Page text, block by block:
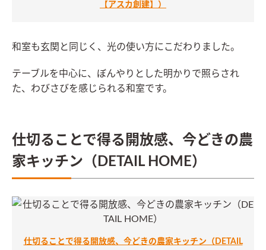
【アスカ創建】）
和室も玄関と同じく、光の使い方にこだわりました。
テーブルを中心に、ぼんやりとした明かりで照らされ
た、わびさびを感じられる和室です。
仕切ることで得る開放感、今どきの農
家キッチン（DETAIL HOME）
仕切ることで得る開放感、今どきの農家キッチン（DETAIL